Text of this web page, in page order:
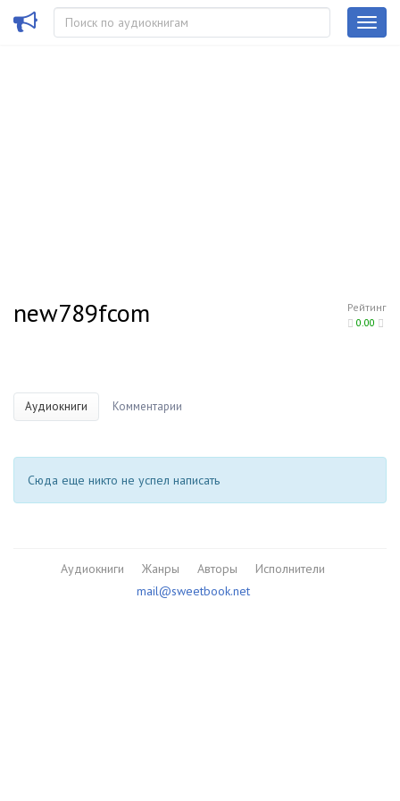
Рейтинг
0.00
new789fcom
Аудиокниги Комментарии
Сюда еще никто не успел написать
Аудиокниги Жанры Авторы
Исполнители
mail@sweetbook.net